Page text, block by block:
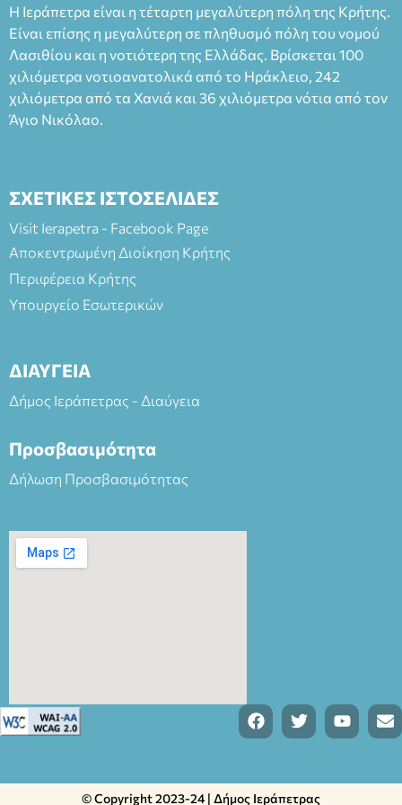
άνω των 65 Προπώληση: Βιβλιοπωλείο Πάπυρος (Πλατεία
Πλαστήρα), E&G Mini market (Δημοκρατίας 39 Ιεράπετρα)
και στο more.com Χώρος: 3ο Γυμνάσιο Ιεράπετρας
(Είσοδος ΕΠΑ.Λ.) Έναρξη 21:15 Οργάνωση: ΚΝΩΣΟΣ
ΘΕΑΤΡΙΚΕΣ ΠΑΡΑΓΩΓΕΣ ΕΕ
Η Ιεράπετρα είναι η τέταρτη μεγαλύτερη πόλη της Κρήτης.
Είναι επίσης η μεγαλύτερη σε πληθυσμό πόλη του νομού
Λασιθίου και η νοτιότερη της Ελλάδας. Βρίσκεται 100
χιλιόμετρα νοτιοανατολικά από το Ηράκλειο, 242
χιλιόμετρα από τα Χανιά και 36 χιλιόμετρα νότια από τον
Άγιο Νικόλαο.
ΣΧΕΤΙΚΕΣ ΙΣΤΟΣΕΛΙΔΕΣ
Visit Ierapetra - Facebook Page
Αποκεντρωμένη Διοίκηση Κρήτης
Περιφέρεια Κρήτης
Υπουργείο Εσωτερικών
ΔΙΑΥΓΕΙΑ
Δήμος Ιεράπετρας - Διαύγεια
Προσβασιμότητα
Δήλωση Προσβασιμότητας
© Copyright 2023-24 | Δήμος Ιεράπετρας